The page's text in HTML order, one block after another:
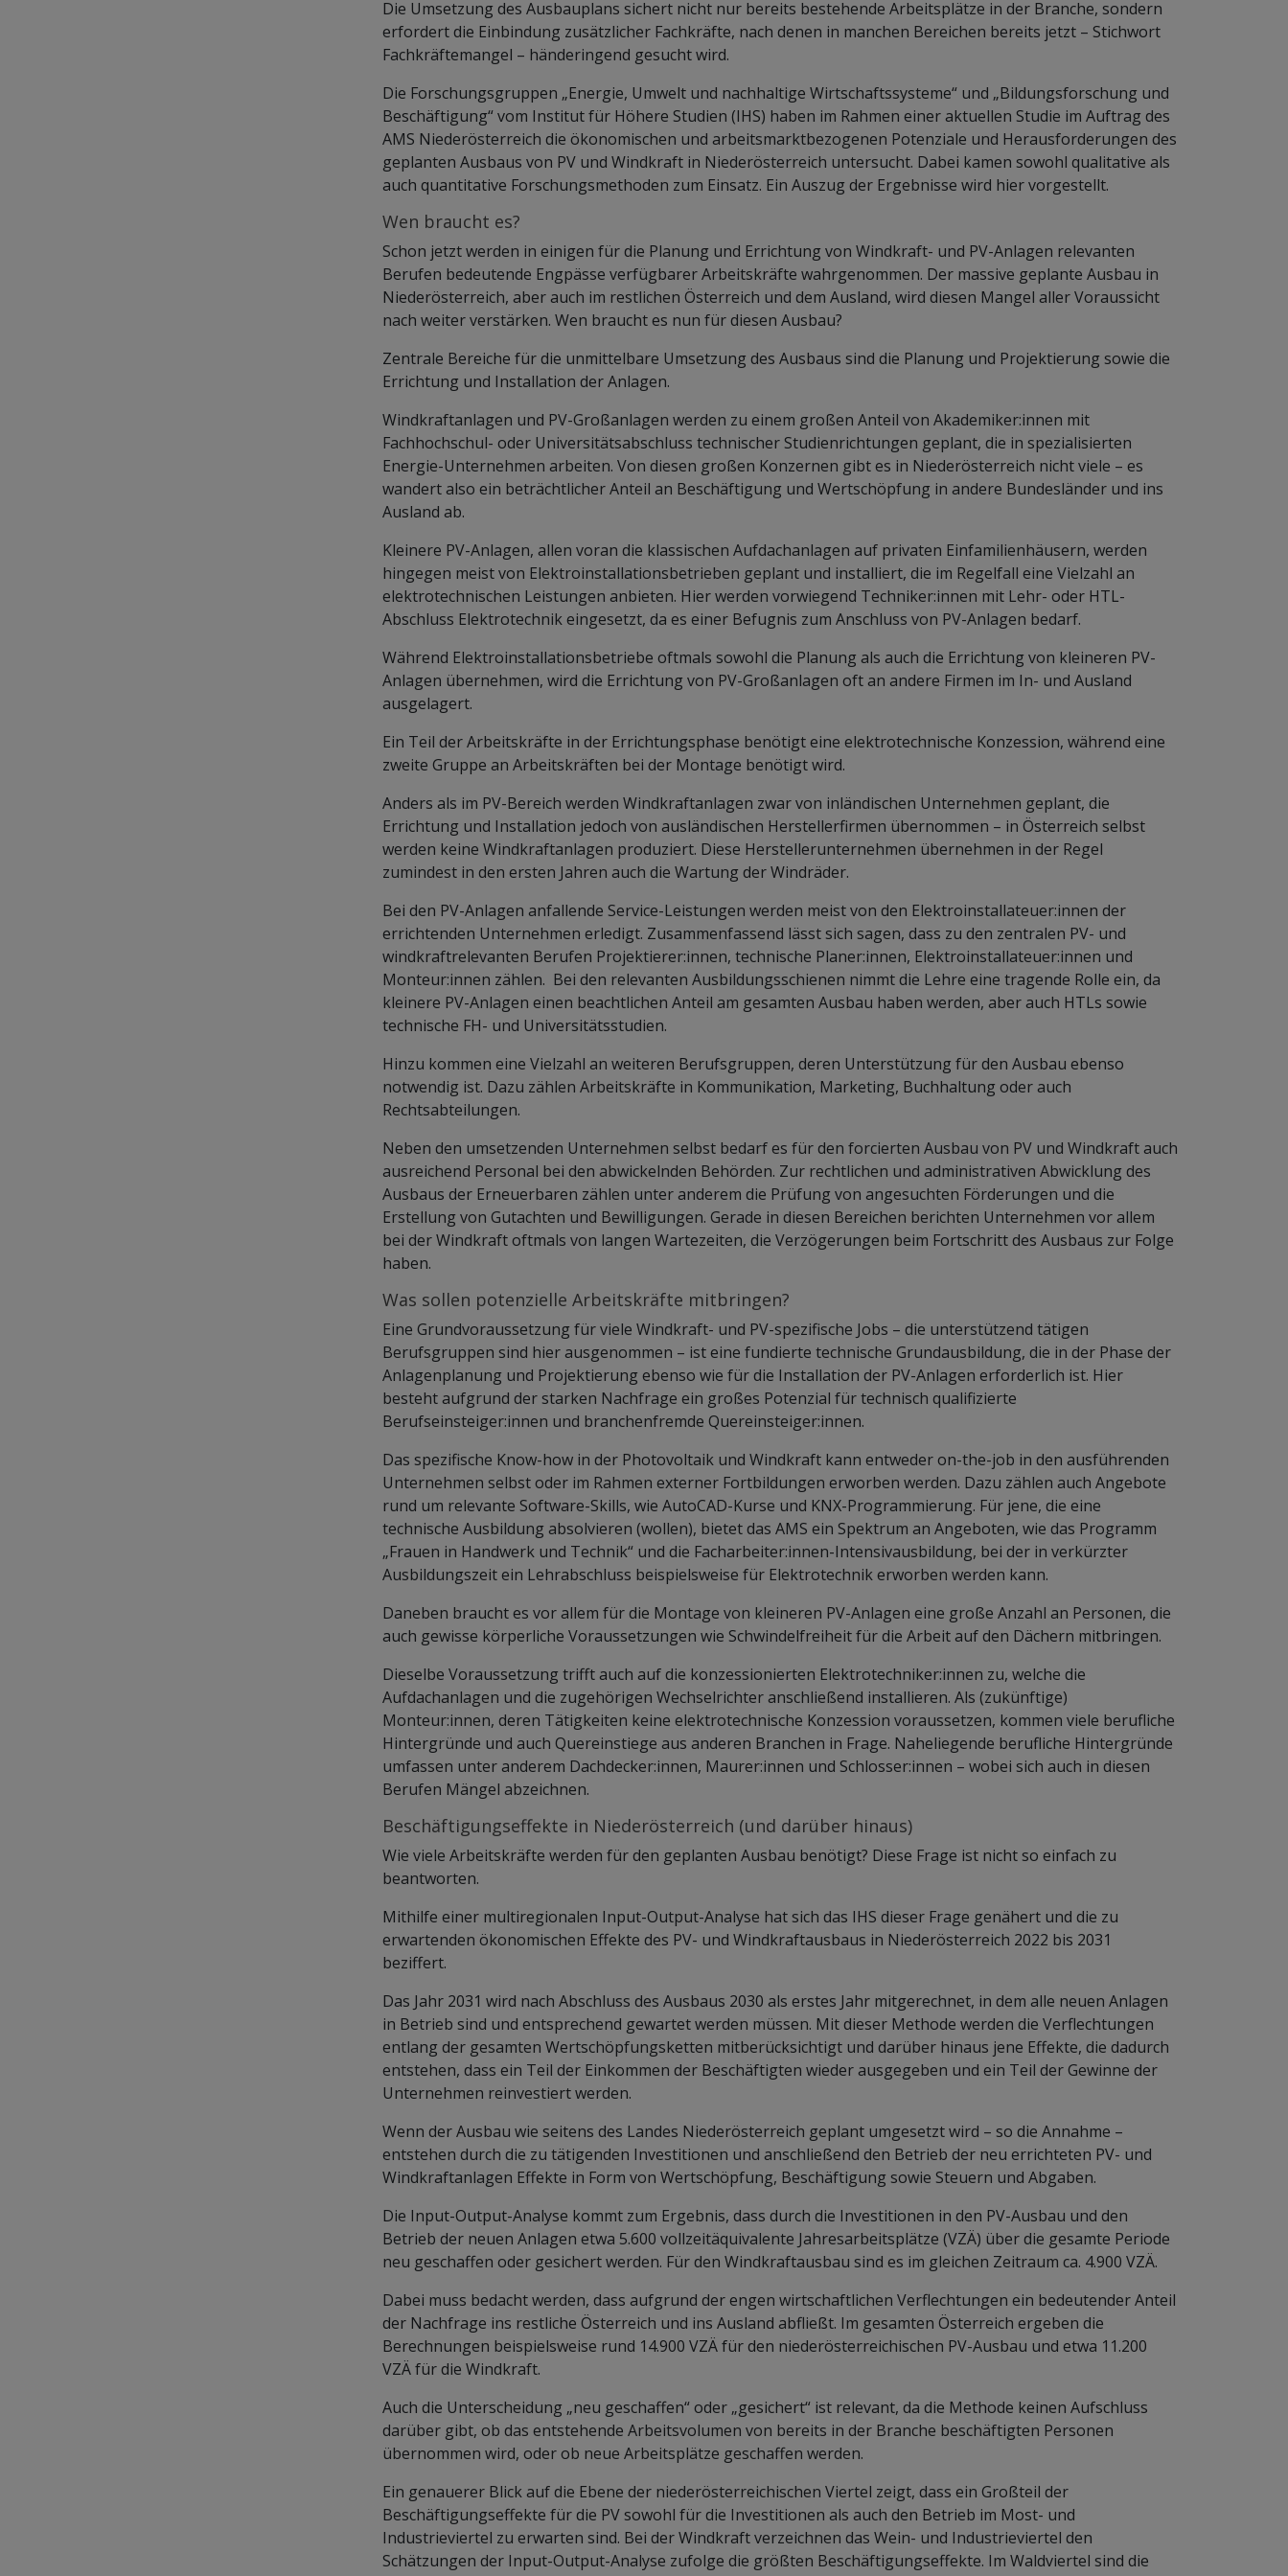
Die Umsetzung des Ausbauplans sichert nicht nur bereits bestehende Arbeitsplätze in der Branche, sondern
erfordert die Einbindung zusätzlicher Fachkräfte, nach denen in manchen Bereichen bereits jetzt – Stichwort
Fachkräftemangel – händeringend gesucht wird.
Die Forschungsgruppen „Energie, Umwelt und nachhaltige Wirtschaftssysteme“ und „Bildungsforschung und
Beschäftigung“ vom Institut für Höhere Studien (IHS) haben im Rahmen einer aktuellen Studie im Auftrag des
AMS Niederösterreich die ökonomischen und arbeitsmarktbezogenen Potenziale und Herausforderungen des
geplanten Ausbaus von PV und Windkraft in Niederösterreich untersucht. Dabei kamen sowohl qualitative als
auch quantitative Forschungsmethoden zum Einsatz. Ein Auszug der Ergebnisse wird hier vorgestellt.
Wen braucht es?
Schon jetzt werden in einigen für die Planung und Errichtung von Windkraft- und PV-Anlagen relevanten
Berufen bedeutende Engpässe verfügbarer Arbeitskräfte wahrgenommen. Der massive geplante Ausbau in
Niederösterreich, aber auch im restlichen Österreich und dem Ausland, wird diesen Mangel aller Voraussicht
nach weiter verstärken. Wen braucht es nun für diesen Ausbau?
Zentrale Bereiche für die unmittelbare Umsetzung des Ausbaus sind die Planung und Projektierung sowie die
Errichtung und Installation der Anlagen.
Windkraftanlagen und PV-Großanlagen werden zu einem großen Anteil von Akademiker:innen mit
Fachhochschul- oder Universitätsabschluss technischer Studienrichtungen geplant, die in spezialisierten
Energie-Unternehmen arbeiten. Von diesen großen Konzernen gibt es in Niederösterreich nicht viele – es
wandert also ein beträchtlicher Anteil an Beschäftigung und Wertschöpfung in andere Bundesländer und ins
Ausland ab.
Kleinere PV-Anlagen, allen voran die klassischen Aufdachanlagen auf privaten Einfamilienhäusern, werden
hingegen meist von Elektroinstallationsbetrieben geplant und installiert, die im Regelfall eine Vielzahl an
elektrotechnischen Leistungen anbieten. Hier werden vorwiegend Techniker:innen mit Lehr- oder HTL-
Abschluss Elektrotechnik eingesetzt, da es einer Befugnis zum Anschluss von PV-Anlagen bedarf.
Während Elektroinstallationsbetriebe oftmals sowohl die Planung als auch die Errichtung von kleineren PV-
Anlagen übernehmen, wird die Errichtung von PV-Großanlagen oft an andere Firmen im In- und Ausland
ausgelagert.
Ein Teil der Arbeitskräfte in der Errichtungsphase benötigt eine elektrotechnische Konzession, während eine
zweite Gruppe an Arbeitskräften bei der Montage benötigt wird.
Anders als im PV-Bereich werden Windkraftanlagen zwar von inländischen Unternehmen geplant, die
Errichtung und Installation jedoch von ausländischen Herstellerfirmen übernommen – in Österreich selbst
werden keine Windkraftanlagen produziert. Diese Herstellerunternehmen übernehmen in der Regel
zumindest in den ersten Jahren auch die Wartung der Windräder.
Bei den PV-Anlagen anfallende Service-Leistungen werden meist von den Elektroinstallateuer:innen der
errichtenden Unternehmen erledigt. Zusammenfassend lässt sich sagen, dass zu den zentralen PV- und
windkraftrelevanten Berufen Projektierer:innen, technische Planer:innen, Elektroinstallateuer:innen und
Monteur:innen zählen. Bei den relevanten Ausbildungsschienen nimmt die Lehre eine tragende Rolle ein, da
kleinere PV-Anlagen einen beachtlichen Anteil am gesamten Ausbau haben werden, aber auch HTLs sowie
technische FH- und Universitätsstudien.
Hinzu kommen eine Vielzahl an weiteren Berufsgruppen, deren Unterstützung für den Ausbau ebenso
notwendig ist. Dazu zählen Arbeitskräfte in Kommunikation, Marketing, Buchhaltung oder auch
Rechtsabteilungen.
Neben den umsetzenden Unternehmen selbst bedarf es für den forcierten Ausbau von PV und Windkraft auch
ausreichend Personal bei den abwickelnden Behörden. Zur rechtlichen und administrativen Abwicklung des
Ausbaus der Erneuerbaren zählen unter anderem die Prüfung von angesuchten Förderungen und die
Erstellung von Gutachten und Bewilligungen. Gerade in diesen Bereichen berichten Unternehmen vor allem
bei der Windkraft oftmals von langen Wartezeiten, die Verzögerungen beim Fortschritt des Ausbaus zur Folge
haben.
Was sollen potenzielle Arbeitskräfte mitbringen?
Eine Grundvoraussetzung für viele Windkraft- und PV-spezifische Jobs – die unterstützend tätigen
Berufsgruppen sind hier ausgenommen – ist eine fundierte technische Grundausbildung, die in der Phase der
Anlagenplanung und Projektierung ebenso wie für die Installation der PV-Anlagen erforderlich ist. Hier
besteht aufgrund der starken Nachfrage ein großes Potenzial für technisch qualifizierte
Berufseinsteiger:innen und branchenfremde Quereinsteiger:innen.
Das spezifische Know-how in der Photovoltaik und Windkraft kann entweder on-the-job in den ausführenden
Unternehmen selbst oder im Rahmen externer Fortbildungen erworben werden. Dazu zählen auch Angebote
rund um relevante Software-Skills, wie AutoCAD-Kurse und KNX-Programmierung. Für jene, die eine
technische Ausbildung absolvieren (wollen), bietet das AMS ein Spektrum an Angeboten, wie das Programm
„Frauen in Handwerk und Technik“ und die Facharbeiter:innen-Intensivausbildung, bei der in verkürzter
Ausbildungszeit ein Lehrabschluss beispielsweise für Elektrotechnik erworben werden kann.
Daneben braucht es vor allem für die Montage von kleineren PV-Anlagen eine große Anzahl an Personen, die
auch gewisse körperliche Voraussetzungen wie Schwindelfreiheit für die Arbeit auf den Dächern mitbringen.
Dieselbe Voraussetzung trifft auch auf die konzessionierten Elektrotechniker:innen zu, welche die
Aufdachanlagen und die zugehörigen Wechselrichter anschließend installieren. Als (zukünftige)
Monteur:innen, deren Tätigkeiten keine elektrotechnische Konzession voraussetzen, kommen viele berufliche
Hintergründe und auch Quereinstiege aus anderen Branchen in Frage. Naheliegende berufliche Hintergründe
umfassen unter anderem Dachdecker:innen, Maurer:innen und Schlosser:innen – wobei sich auch in diesen
Berufen Mängel abzeichnen.
Beschäftigungseffekte in Niederösterreich (und darüber hinaus)
Wie viele Arbeitskräfte werden für den geplanten Ausbau benötigt? Diese Frage ist nicht so einfach zu
beantworten.
Mithilfe einer multiregionalen Input-Output-Analyse hat sich das IHS dieser Frage genähert und die zu
erwartenden ökonomischen Effekte des PV- und Windkraftausbaus in Niederösterreich 2022 bis 2031
beziffert.
Das Jahr 2031 wird nach Abschluss des Ausbaus 2030 als erstes Jahr mitgerechnet, in dem alle neuen Anlagen
in Betrieb sind und entsprechend gewartet werden müssen. Mit dieser Methode werden die Verflechtungen
entlang der gesamten Wertschöpfungsketten mitberücksichtigt und darüber hinaus jene Effekte, die dadurch
entstehen, dass ein Teil der Einkommen der Beschäftigten wieder ausgegeben und ein Teil der Gewinne der
Unternehmen reinvestiert werden.
Wenn der Ausbau wie seitens des Landes Niederösterreich geplant umgesetzt wird – so die Annahme –
entstehen durch die zu tätigenden Investitionen und anschließend den Betrieb der neu errichteten PV- und
Windkraftanlagen Effekte in Form von Wertschöpfung, Beschäftigung sowie Steuern und Abgaben.
Die Input-Output-Analyse kommt zum Ergebnis, dass durch die Investitionen in den PV-Ausbau und den
Betrieb der neuen Anlagen etwa 5.600 vollzeitäquivalente Jahresarbeitsplätze (VZÄ) über die gesamte Periode
neu geschaffen oder gesichert werden. Für den Windkraftausbau sind es im gleichen Zeitraum ca. 4.900 VZÄ.
Dabei muss bedacht werden, dass aufgrund der engen wirtschaftlichen Verflechtungen ein bedeutender Anteil
der Nachfrage ins restliche Österreich und ins Ausland abfließt. Im gesamten Österreich ergeben die
Berechnungen beispielsweise rund 14.900 VZÄ für den niederösterreichischen PV-Ausbau und etwa 11.200
VZÄ für die Windkraft.
Auch die Unterscheidung „neu geschaffen“ oder „gesichert“ ist relevant, da die Methode keinen Aufschluss
darüber gibt, ob das entstehende Arbeitsvolumen von bereits in der Branche beschäftigten Personen
übernommen wird, oder ob neue Arbeitsplätze geschaffen werden.
Ein genauerer Blick auf die Ebene der niederösterreichischen Viertel zeigt, dass ein Großteil der
Beschäftigungseffekte für die PV sowohl für die Investitionen als auch den Betrieb im Most- und
Industrieviertel zu erwarten sind. Bei der Windkraft verzeichnen das Wein- und Industrieviertel den
Schätzungen der Input-Output-Analyse zufolge die größten Beschäftigungseffekte. Im Waldviertel sind die